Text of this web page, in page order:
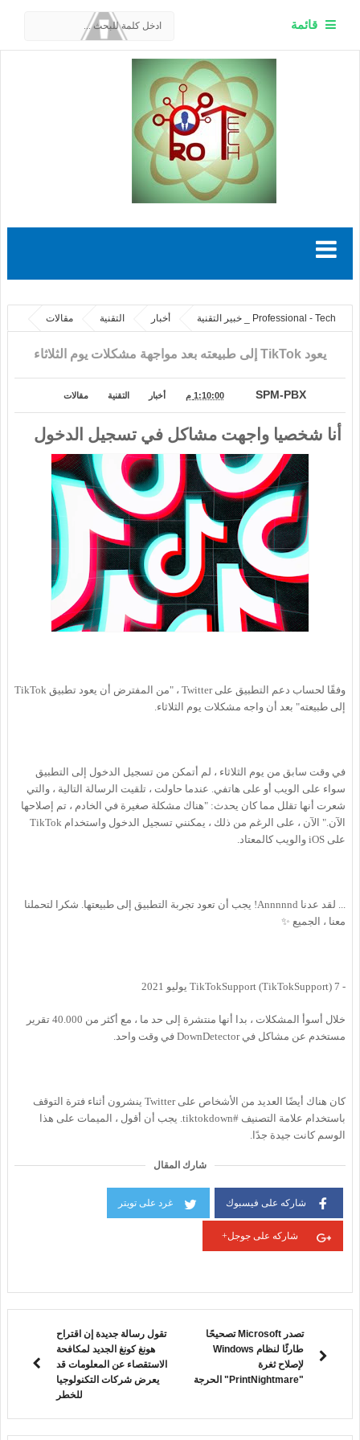
قائمة
Professional - Tech _ خبير التقنية أخبار التقنية
مقالات
يعود TikTok إلى طبيعته بعد مواجهة مشكلات يوم الثلاثاء
SPM-PBX 1:10:00 م أخبار التقنية مقالات
أنا شخصيا واجهت مشاكل في تسجيل الدخول
وفقًا لحساب دعم التطبيق على Twitter ، "من المفترض أن يعود تطبيق TikTok
إلى طبيعته" بعد أن واجه مشكلات يوم الثلاثاء.
في وقت سابق من يوم الثلاثاء ، لم أتمكن من تسجيل الدخول إلى التطبيق
سواء على الويب أو على هاتفي. عندما حاولت ، تلقيت الرسالة التالية ، والتي
شعرت أنها تقلل مما كان يحدث: "هناك مشكلة صغيرة في الخادم ، تم إصلاحها
الآن." الآن ، على الرغم من ذلك ، يمكنني تسجيل الدخول واستخدام TikTok
على iOS والويب كالمعتاد.
... لقد عدنا Annnnnd! يجب أن تعود تجربة التطبيق إلى طبيعتها. شكرا لتحملنا
معنا ، الجميع ✨
- TikTokSupport (TikTokSupport) 7 يوليو 2021
خلال أسوأ المشكلات ، بدا أنها منتشرة إلى حد ما ، مع أكثر من 40.000 تقرير
مستخدم عن مشاكل في DownDetector في وقت واحد.
كان هناك أيضًا العديد من الأشخاص على Twitter ينشرون أثناء فترة التوقف
باستخدام علامة التصنيف #tiktokdown. يجب أن أقول ، الميمات على هذا
الوسم كانت جيدة جدًا.
شارك المقال
شاركه على فيسبوك غرد على تويتر
شاركه على جوجل+
تصدر Microsoft تصحيحًا
طارئًا لنظام Windows
لإصلاح ثغرة
"PrintNightmare" الحرجة
تقول رسالة جديدة إن اقتراح
هونغ كونغ الجديد لمكافحة
الاستقصاء عن المعلومات قد
يعرض شركات التكنولوجيا
للخطر